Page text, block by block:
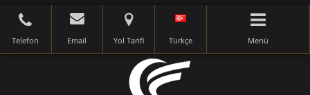
Telefon Email Yol Tarifi Türkçe Menü